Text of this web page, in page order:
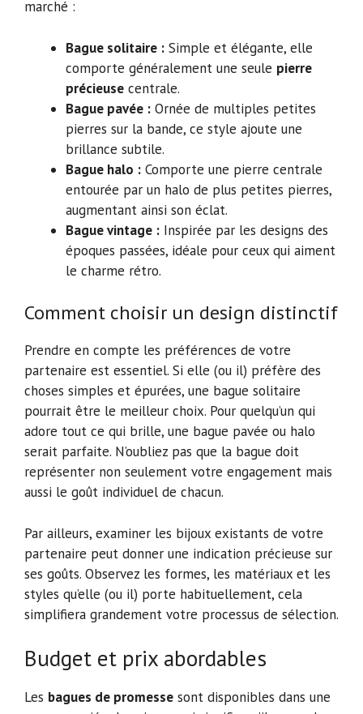
marché :
Bague solitaire : Simple et élégante, elle
comporte généralement une seule pierre
précieuse centrale.
Bague pavée : Ornée de multiples petites
pierres sur la bande, ce style ajoute une
brillance subtile.
Bague halo : Comporte une pierre centrale
entourée par un halo de plus petites pierres,
augmentant ainsi son éclat.
Bague vintage : Inspirée par les designs des
époques passées, idéale pour ceux qui aiment
le charme rétro.
Comment choisir un design distinctif
Prendre en compte les préférences de votre
partenaire est essentiel. Si elle (ou il) préfère des
choses simples et épurées, une bague solitaire
pourrait être le meilleur choix. Pour quelqu’un qui
adore tout ce qui brille, une bague pavée ou halo
serait parfaite. N’oubliez pas que la bague doit
représenter non seulement votre engagement mais
aussi le goût individuel de chacun.
Par ailleurs, examiner les bijoux existants de votre
partenaire peut donner une indication précieuse sur
ses goûts. Observez les formes, les matériaux et les
styles qu’elle (ou il) porte habituellement, cela
simplifiera grandement votre processus de sélection.
Budget et prix abordables
Les bagues de promesse sont disponibles dans une